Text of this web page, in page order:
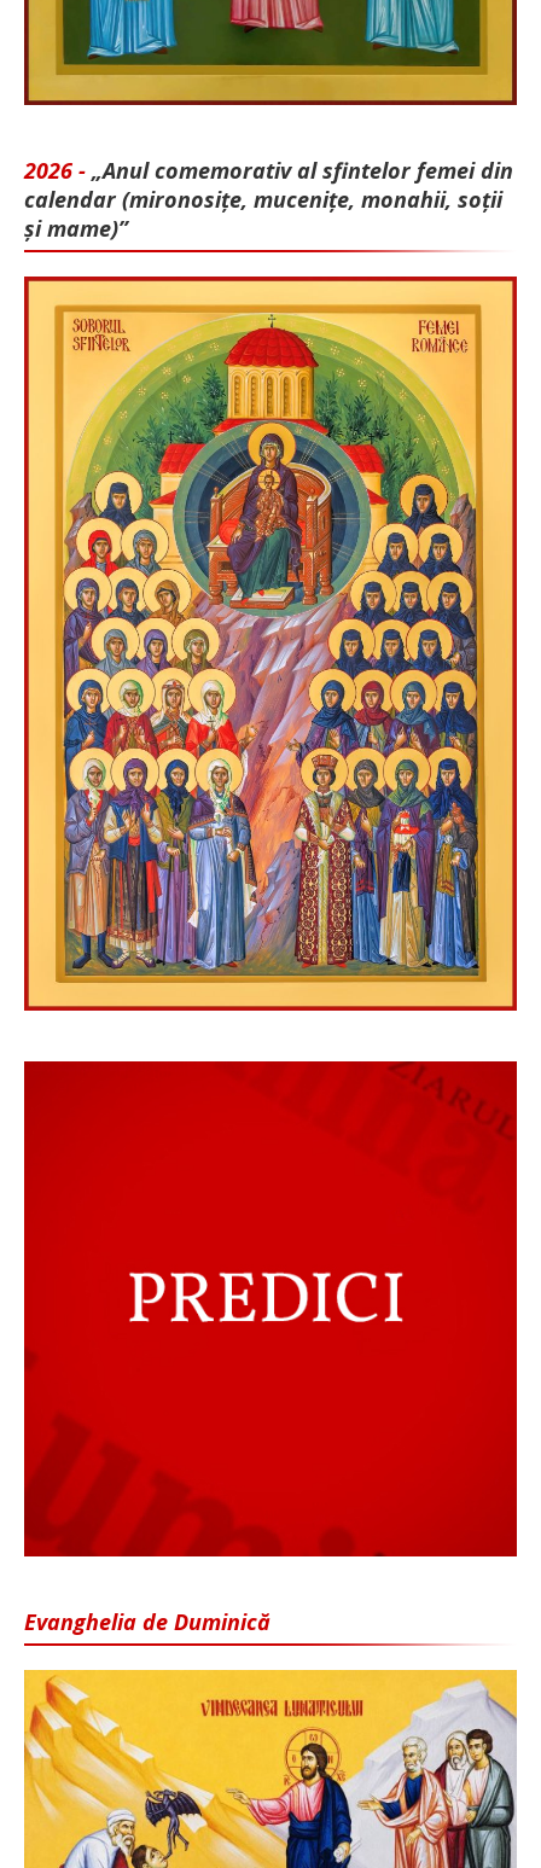
2026 - „Anul comemorativ al sfintelor femei din
calendar (mironosițe, mu­cenițe, monahii, soții
și mame)”
Evanghelia de Duminică